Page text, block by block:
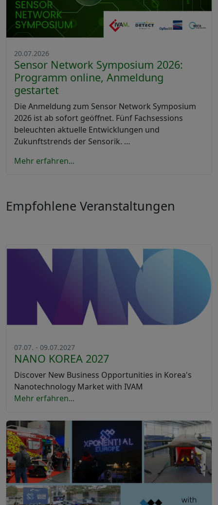
20.07.2026
Sensor Network Symposium 2026:
Programm online, Anmeldung
gestartet
Die Anmeldung zum Sensor Network Symposium
2026 ist ab sofort geöffnet. Fünf Fachsessions
beleuchten aktuelle Entwicklungen und
Zukunftstrends der Sensorik. …
Mehr erfahren...
Empfohlene Veranstaltungen
07.07. - 09.07.2027
NANO KOREA 2027
Discover New Business Opportunities in Korea's
Nanotechnology Market with IVAM
Mehr erfahren...